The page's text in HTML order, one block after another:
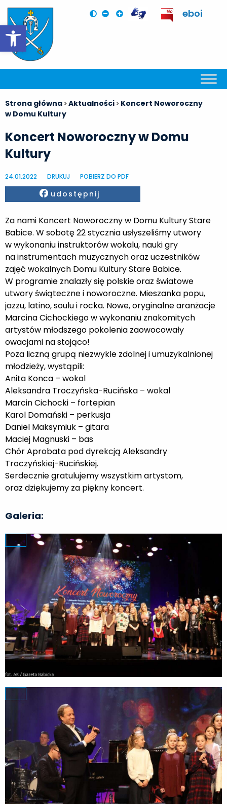
Otwórz pasek narzędzi
eboi
Strona główna >Aktualności > Koncert Noworoczny
w Domu Kultury
Koncert Noworoczny w Domu
Kultury
24.01.2022 DRUKUJ POBIERZ DO PDF
Facebook
udostępnij
Za nami Koncert Noworoczny w Domu Kultury Stare
Babice. W sobotę 22 stycznia usłyszeliśmy utwory
w wykonaniu instruktorów wokalu, nauki gry
na instrumentach muzycznych oraz uczestników
zajęć wokalnych Domu Kultury Stare Babice.
W programie znalazły się polskie oraz światowe
utwory świąteczne i noworoczne. Mieszanka popu,
jazzu, latino, soulu i rocka. Nowe, oryginalne aranżacje
Marcina Cichockiego w wykonaniu znakomitych
artystów młodszego pokolenia zaowocowały
owacjami na stojąco!
Poza liczną grupą niezwykle zdolnej i umuzykalnionej
młodzieży, wystąpili:
Anita Konca – wokal
Aleksandra Troczyńska-Rucińska – wokal
Marcin Cichocki – fortepian
Karol Domański – perkusja
Daniel Maksymiuk – gitara
Maciej Magnuski – bas
Chór Aprobata pod dyrekcją Aleksandry
Troczyńskiej-Rucińskiej.
Serdecznie gratulujemy wszystkim artystom,
oraz dziękujemy za piękny koncert.
Galeria: